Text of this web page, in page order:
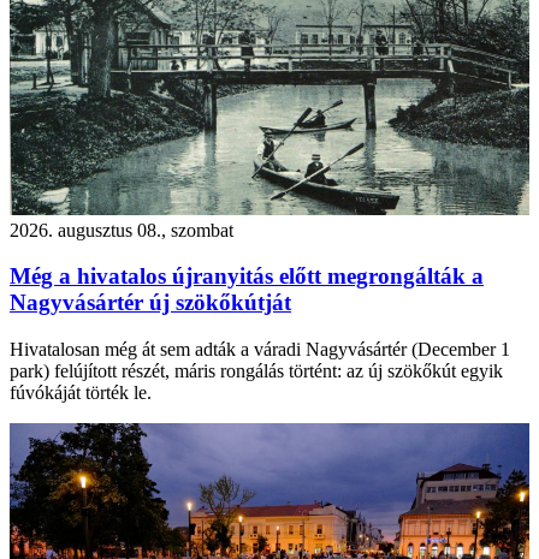
2026. augusztus 08., szombat
Még a hivatalos újranyitás előtt megrongálták a
Nagyvásártér új szökőkútját
Hivatalosan még át sem adták a váradi Nagyvásártér (December 1
park) felújított részét, máris rongálás történt: az új szökőkút egyik
fúvókáját törték le.